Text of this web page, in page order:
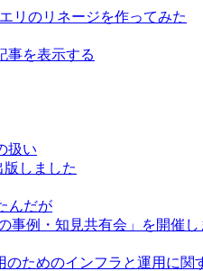
エリのリネージを作ってみた
事を表示する
扱い
しました
んだが
事例・知見共有会」を開催し
ためのインフラと運用に関